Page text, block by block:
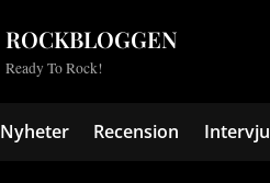
ROCKBLOGGEN
Ready To Rock!
Nyheter Recension Intervju